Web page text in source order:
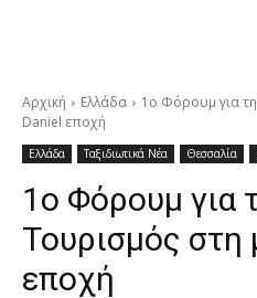
Αρχική Ελλάδα
1ο Φόρουμ για
Daniel εποχή
Ελλάδα Ταξιδιωτικά Νέα Θεσσαλία
1ο Φόρουμ για
Τουρισμός στη
εποχή